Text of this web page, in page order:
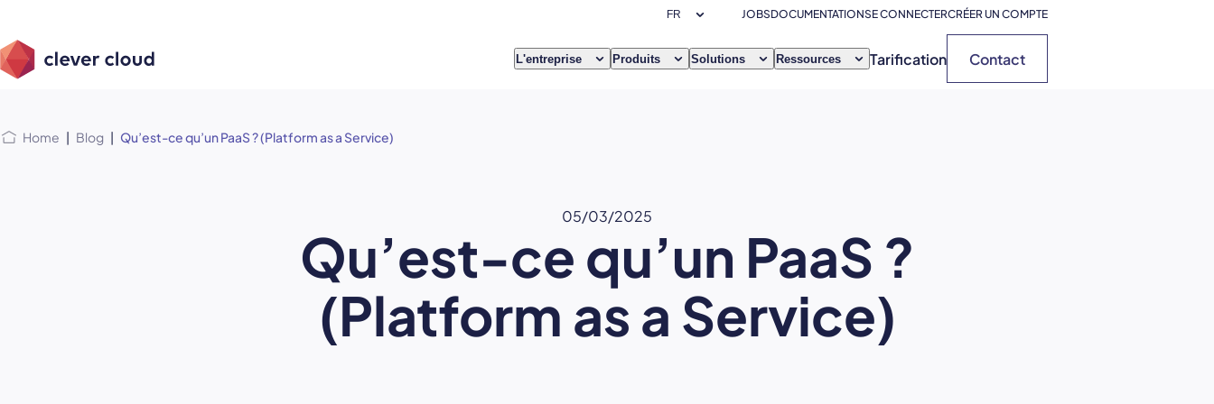
menu
JOBSDOCUMENTATIONSE CONNECTERCRÉER UN COMPTE
L'entreprise Produits Solutions Ressources Tarification Contact
Home | Blog | Qu’est-ce qu’un PaaS ? (Platform as a Service)
05/03/2025
Qu’est-ce qu’un PaaS ?
(Platform as a Service)